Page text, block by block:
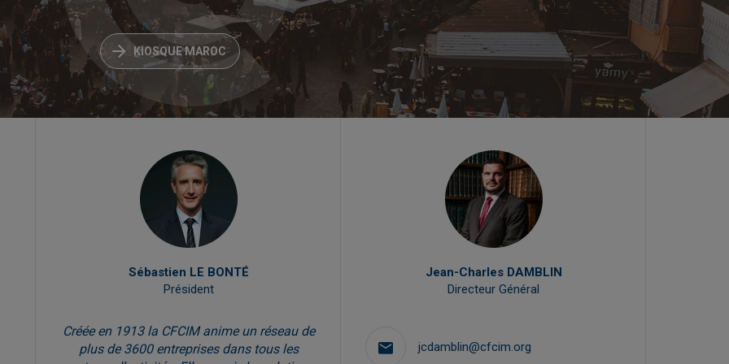
KIOSQUE MAROC
Sébastien LE BONTÉ
Président
Créée en 1913 la CFCIM anime un réseau de
plus de 3600 entreprises dans tous les
Jean-Charles DAMBLIN
Directeur Général
jcdamblin@cfcim.org